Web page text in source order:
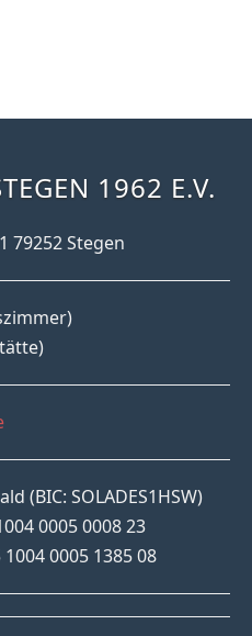
1962 E.V.
79252 Stegen
(BIC: SOLADES1HSW)
0005 0008 23
0005 1385 08